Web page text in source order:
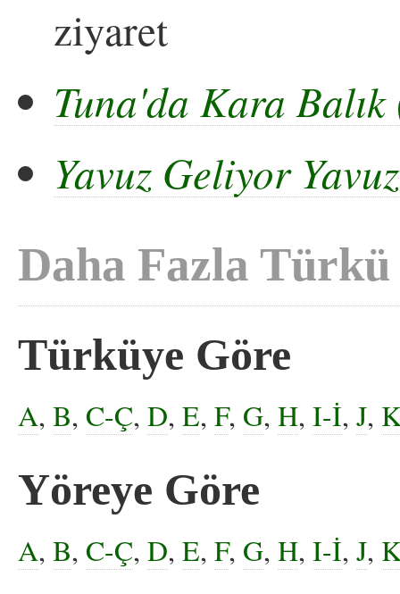
ziyaret
Tuna'da Kara
Yavuz Geliyor Yavuz
Daha Fazla Türkü
Türküye Göre
A, B, C-Ç, D, E, F, G, H, I-İ, J,
Yöreye Göre
A, B, C-Ç, D, E, F, G, H, I-İ, J,